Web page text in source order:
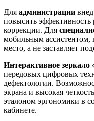
Для администрации
повысить эффективность
коррекции. Для
мобильным ассистентом,
место, а не заставляет
Интерактивное зеркало
передовых цифровых
дефектологии.
экрана и высокая
эталоном эргономики в
кабинете.